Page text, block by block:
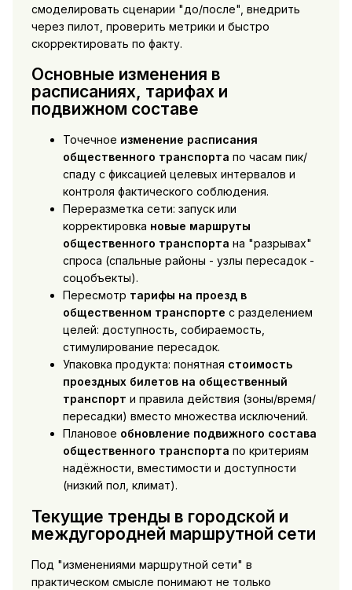
смоделировать сценарии "до/после", внедрить
через пилот, проверить метрики и быстро
скорректировать по факту.
Основные изменения в
расписаниях, тарифах и
подвижном составе
Точечное изменение расписания
общественного транспорта по часам пик/
спаду с фиксацией целевых интервалов и
контроля фактического соблюдения.
Переразметка сети: запуск или
корректировка новые маршруты
общественного транспорта на "разрывах"
спроса (спальные районы - узлы пересадок -
соцобъекты).
Пересмотр тарифы на проезд в
общественном транспорте с разделением
целей: доступность, собираемость,
стимулирование пересадок.
Упаковка продукта: понятная стоимость
проездных билетов на общественный
транспорт и правила действия (зоны/время/
пересадки) вместо множества исключений.
Плановое обновление подвижного состава
общественного транспорта по критериям
надёжности, вместимости и доступности
(низкий пол, климат).
Текущие тренды в городской и
междугородней маршрутной сети
Под "изменениями маршрутной сети" в
практическом смысле понимают не только